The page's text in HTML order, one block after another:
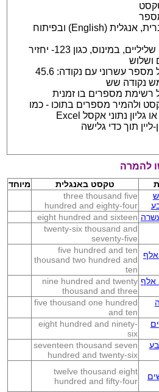
המרה בשפות: עברית, אנגלית (English) ובפיתוח
עובד עם מספרים שליליים, במינוס, כגון 123- יחזיר
ושלוש
מאפשר המרה של מספר עשרוני עם נקודה: 45.6
נקודה שש
מספרים בו זמנית
ולהמיר מספרים בתוכו - כמו
תוך כדי גלישה
להמרה
טקסט באנגלית
מיוחד
three thousand five
hundred and eighty-four
eight hundred and sixteen
twenty-six thousand and
seventy-five
five hundred and ten
thousand two hundred and
ten
אלף nine hundred and twenty
thousand and three
five thousand one hundred
and ten
eight hundred and ninety-
six
seventeen thousand seven
hundred and twenty-six
twelve thousand eight
hundred and fifty-four